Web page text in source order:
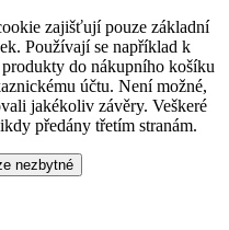
zajišťují pouze základní
Používají se například k
do nákupního košíku
účtu. Není možné,
jakékoliv závěry. Veškeré
předány třetím stranám.
nezbytné